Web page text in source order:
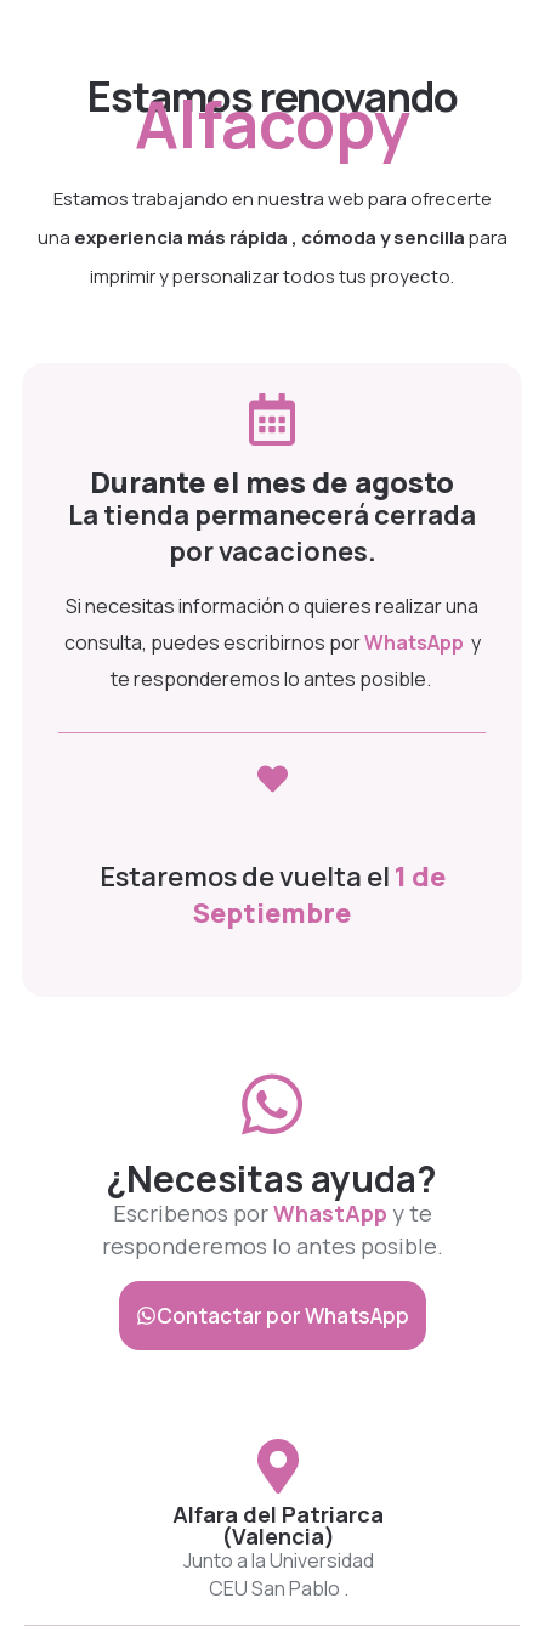
Estamos renovando
Alfacopy
Estamos trabajando en nuestra web para ofrecerte
una experiencia más rápida , cómoda y sencillapara
imprimir y personalizar todos tus proyecto.
Durante el mes de agosto
La tienda permanecerá cerrada
por vacaciones.
Si necesitas información o quieres realizar una
consulta, puedes escribirnos porWhatsApp y
te responderemos lo antes posible.
Estaremos de vuelta el 1 de
Septiembre
¿Necesitas ayuda?
Escribenos porWhastApp y te
responderemos lo antes posible.
Contactar por WhatsApp
Alfara del Patriarca
(Valencia)
Junto a la Universidad
CEU San Pablo .